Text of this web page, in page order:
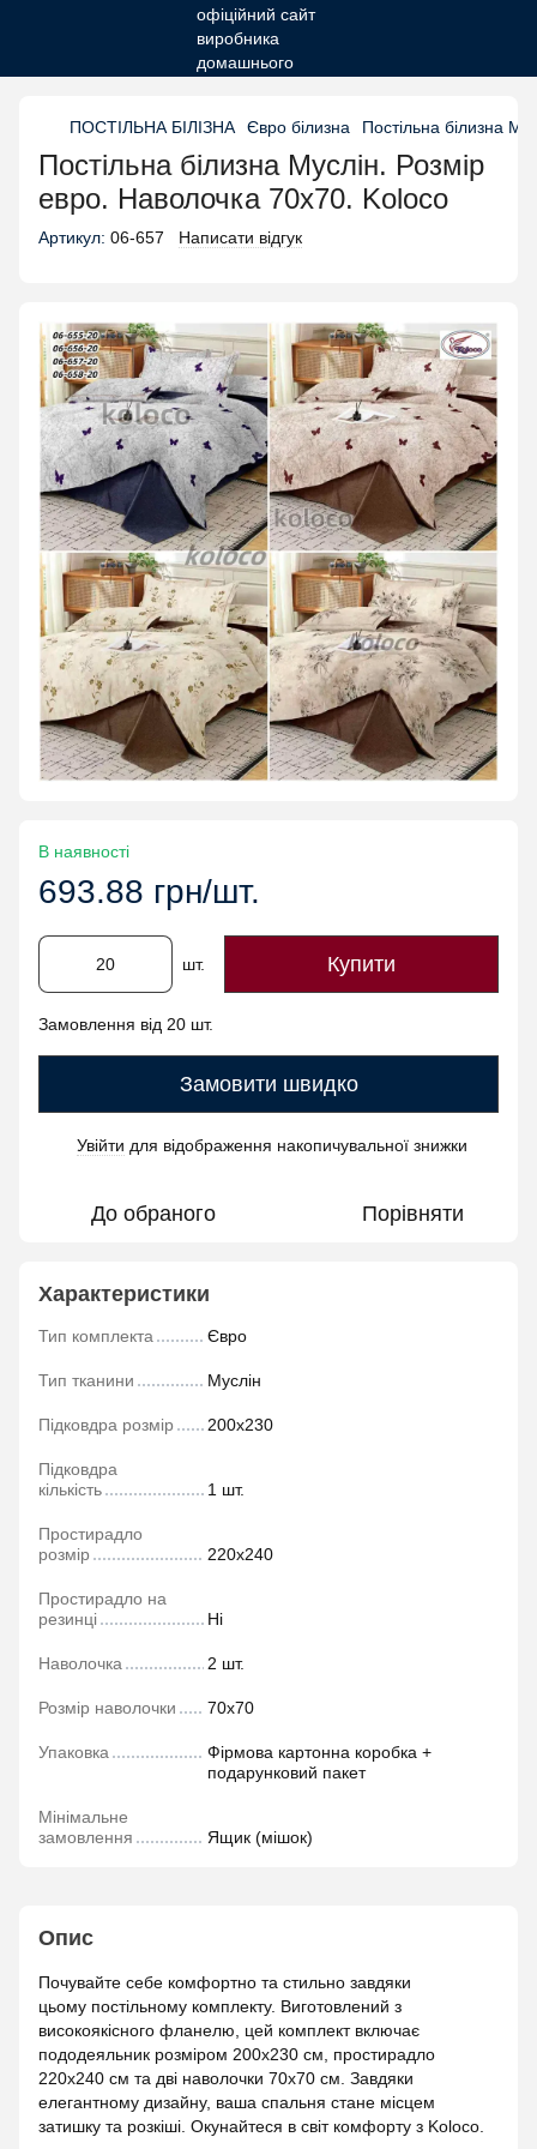
ПОСТІЛЬНА БІЛІЗНА Євро білизна Постільна білизна
Постільна білизна Муслін. Розмір
евро. Наволочка 70х70. Koloco
Артикул: 06-657 Написати відгук
В наявності
693.88 грн/шт.
шт. Купити
Замовлення від 20 шт.
Замовити швидко
Увійти для відображення накопичувальної знижки
До обраного Порівняти
Характеристики
Тип комплекта Євро
Тип тканини Муслін
Підковдра розмір 200х230
Підковдра
кількість
1 шт.
Простирадло
розмір
220х240
Простирадло на
резинці
Ні
Наволочка 2 шт.
Розмір наволочки 70х70
Упаковка
Фірмова картонна коробка +
подарунковий пакет
Мінімальне
замовлення
Ящик (мішок)
Опис
Почувайте себе комфортно та стильно завдяки
цьому постільному комплекту. Виготовлений з
високоякісного фланелю, цей комплект включає
пододеяльник розміром 200х230 см, простирадло
220х240 см та дві наволочки 70х70 см. Завдяки
елегантному дизайну, ваша спальня стане місцем
затишку та розкіші. Окунайтеся в світ комфорту з Koloco.